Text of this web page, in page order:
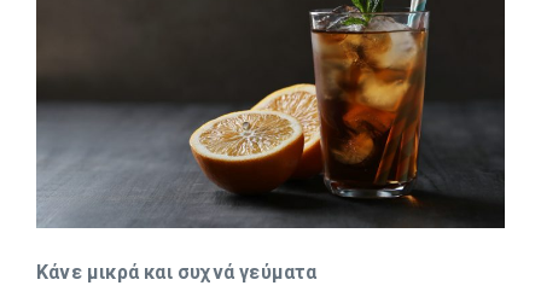
Κάνε μικρά και συχνά γεύματα